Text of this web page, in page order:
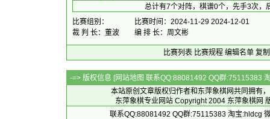
总计有7个对阵，棋谱0个，先手3次，
比赛组别：
比赛时间：2024-11-29 2024-12-01
裁 判 长：董波
编 排 长：周文彬
比赛列表 比赛规程 编辑名单 复
-=> 版权信息 [网站地图 联系QQ:88081492 QQ群:75115383
本站原创文章版权归作者和 东萍象棋网共同拥有
东萍象棋专业网站 Copyright 2004 东萍象棋网
联系QQ:88081492 QQ群:75115383 淘宝:hldcg